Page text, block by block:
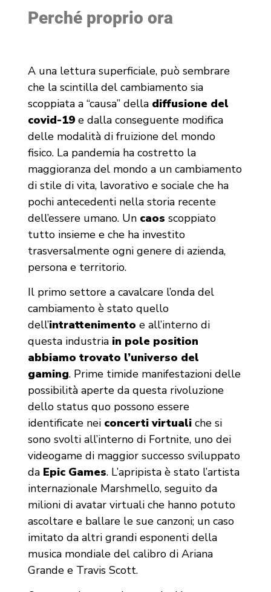
Perché proprio ora
A una lettura superficiale, può sembrare
che la scintilla del cambiamento sia
scoppiata a “causa” della diffusione del
covid-19e dalla conseguente modifica
delle modalità di fruizione del mondo
fisico. La pandemia ha costretto la
maggioranza del mondo a un cambiamento
di stile di vita, lavorativo e sociale che ha
pochi antecedenti nella storia recente
dell’essere umano. Un caos scoppiato
tutto insieme e che ha investito
trasversalmente ogni genere di azienda,
persona e territorio.
Il primo settore a cavalcare l’onda del
cambiamento è stato quello
dell’intrattenimento e all’interno di
questa industria in pole position
abbiamo trovato l’universo del
gaming. Prime timide manifestazioni delle
possibilità aperte da questa rivoluzione
dello status quo possono essere
identificate nei concerti virtualiche si
sono svolti all’interno di Fortnite, uno dei
videogame di maggior successo sviluppato
da Epic Games. L’apripista è stato l’artista
internazionale Marshmello, seguito da
milioni di avatar virtuali che hanno potuto
ascoltare e ballare le sue canzoni; un caso
imitato da altri grandi esponenti della
musica mondiale del calibro di Ariana
Grande e Travis Scott.